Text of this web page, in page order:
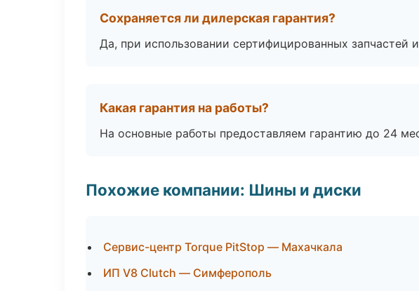
Сохраняется ли дилерская гарантия?
Да, при использовании сертифицированных запчастей
Какая гарантия на работы?
На основные работы предоставляем гарантию до 24
Похожие компании: Шины и диски
Сервис-центр Torque PitStop — Махачкала
ИП V8 Clutch — Симферополь